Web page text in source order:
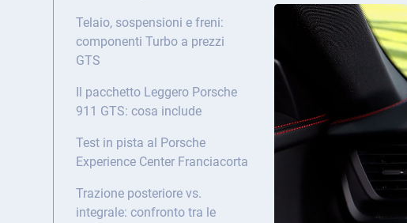
Telaio, sospensioni e freni:
componenti Turbo a prezzi
GTS
Il pacchetto Leggero Porsche
911 GTS: cosa include
Test in pista al Porsche
Experience Center Franciacorta
Trazione posteriore vs.
integrale: confronto tra le